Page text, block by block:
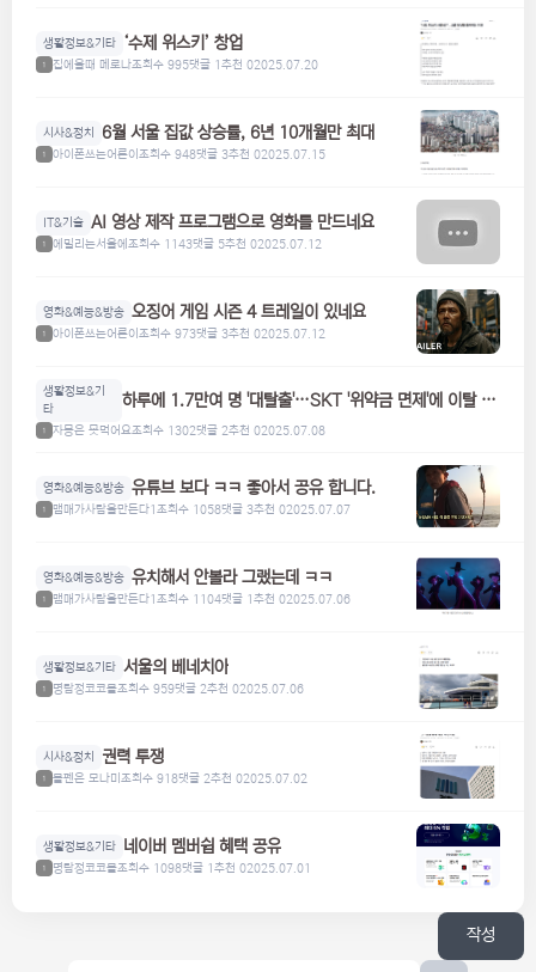
생활정보&기타 ‘수제 위스키’ 창업
1 집에올때 메로나조회수 995댓글 1추천 02025.07.20
시사&정치 6월 서울 집값 상승률, 6년 10개월만 최대
1 아이폰쓰는어른이 조회수 948댓글 3추천 02025.07.15
IT&기술 AI 영상 제작 프로그램으로 영화를 만드네요
1 에밀리는서울에 조회수 1143댓글 5추천 02025.07.12
영화&예능&방송 오징어 게임 시즌 4 트레일이 있네요
1 아이폰쓰는어른이 조회수 973댓글 3추천 02025.07.12
생활정보&기
타
하루에 1.7만여 명 '대탈출'…SKT '위약금 면제'에 이탈 급
1 자몽은 못먹어요조회수 1302댓글 2추천 02025.07.08
영화&예능&방송 유튜브 보다 ㅋㅋ 좋아서 공유 합니다.
1 맴매가사람을만든다1조회수 1058댓글 3추천 02025.07.07
영화&예능&방송 유치해서 안볼라 그랬는데 ㅋㅋ
1 맴매가사람을만든다1조회수 1104댓글 1추천 02025.07.06
생활정보&기타 서울의 베네치아
1 명탐정코코볼조회수 959댓글 2추천 02025.07.06
시사&정치 권력 투쟁
1 볼펜은 모나미 조회수 918댓글 2추천 02025.07.02
생활정보&기타 네이버 멤버쉽 혜택 공유
1 명탐정코코볼조회수 1098댓글 1추천 02025.07.01
작성